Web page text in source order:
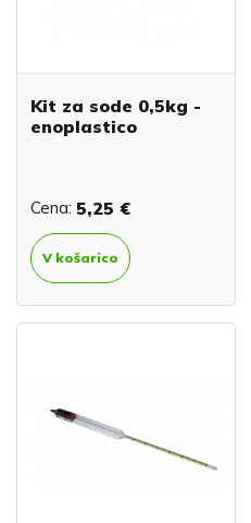
Kit za sode 0,5kg -
enoplastico
Cena: 5,25 €
V košarico